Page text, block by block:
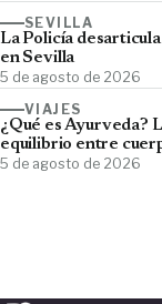
SEVILLA
La Policía
en Sevilla
5 de agosto de 2026
VIAJES
¿Qué es Ayurveda?
equilibrio entre
5 de agosto de 2026